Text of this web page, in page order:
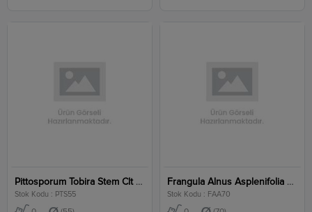
Pittosporum Tobira Stem Clt 55
Stok Kodu : PTS55
Frangula Alnus Asplenifolia Clt 70
Stok Kodu : FAA70